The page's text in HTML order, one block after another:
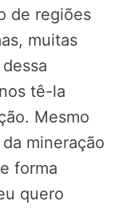
de regiões
muitas
tê-la
Mesmo
mineração
forma
quero